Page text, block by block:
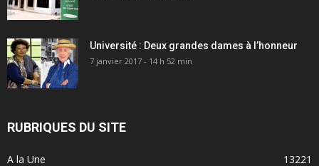
Université : Deux grandes dames à l’honneur
7 janvier 2017 - 14 h 52 min
RUBRIQUES DU SITE
A la Une 13221